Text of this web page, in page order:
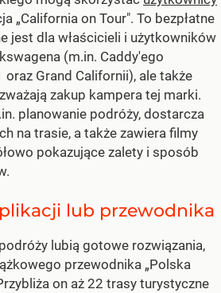
„California on Tour". To bezpłatne
jest dla właścicieli i użytkowników
(m.in. Caddy'ego
oraz Grand Californii), ale także
zakup kampera tej marki.
planowanie podróży, dostarcza
na trasie, a także zawiera filmy
pokazujące zalety i sposób
lub przewodnika
lubią gotowe rozwiązania,
przewodnika „Polska
on aż 22 trasy turystyczne